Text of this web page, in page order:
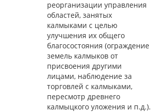
реорганизации управления
областей, занятых
калмыками с целью
улучшения их общего
благосостояния (ограждение
земель калмыков от
присвоения другими
лицами, наблюдение за
торговлей с калмыками,
пересмотр древнего
калмыцкого уложения и п.д.).